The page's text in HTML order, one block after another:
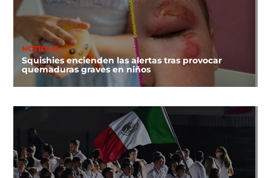
NOTICIAS
Squishies encienden las alertas tras provocar
quemaduras graves en niños